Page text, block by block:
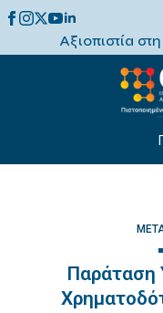
Αξιοπιστία στη
Παράταση